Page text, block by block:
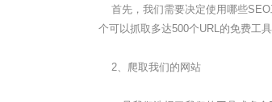
首先，我们需要决定使用哪些SEO
个可以抓取多达500个URL的免费工
2、爬取我们的网站